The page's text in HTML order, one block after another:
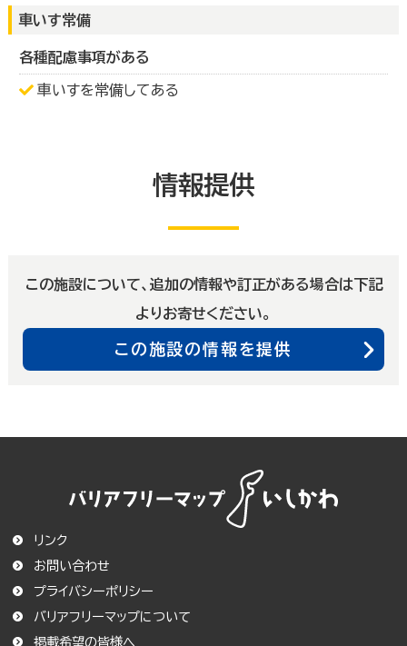
この条件で絞り込む
車いす常備
各種配慮事項がある
車いすを常備してある
情報提供
この施設について、追加の情報や訂正がある場合は下記
よりお寄せください。
この施設の情報を提供
リンク
お問い合わせ
プライバシーポリシー
バリアフリーマップについて
掲載希望の皆様へ